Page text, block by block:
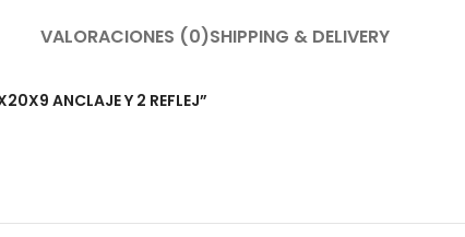
VALORACIONES (0)SHIPPING & DELIVERY
ANCLAJE Y 2 REFLEJ”